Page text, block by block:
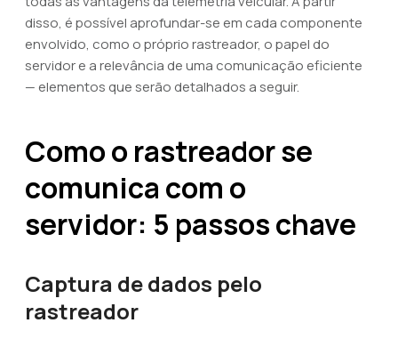
disso, é possível aprofundar-se em cada componente
envolvido, como o próprio rastreador, o papel do
servidor e a relevância de uma comunicação eficiente
— elementos que serão detalhados a seguir.
Como o rastreador se
comunica com o
servidor: 5 passos chave
Captura de dados pelo
rastreador